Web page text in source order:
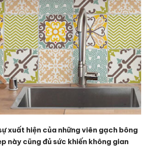
xuất hiện của những viên gạch bông
này cũng đủ sức khiến không gian